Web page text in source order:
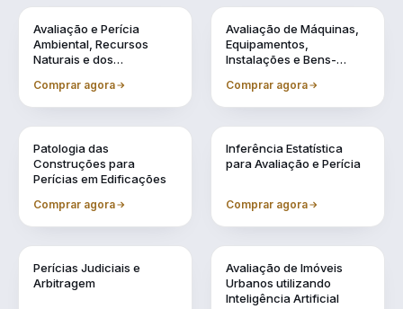
Avaliação e Perícia
Ambiental, Recursos
Naturais e dos
Comprar agora
Avaliação de Máquinas,
Equipamentos,
Instalações e Bens-
Comprar agora
Patologia das
Construções para
Perícias em Edificações
Comprar agora
Inferência Estatística
para Avaliação e Perícia
Comprar agora
Vol. 4
Perícias Judiciais e
Arbitragem
Avaliação de Imóveis
Urbanos utilizando
Inteligência Artificial